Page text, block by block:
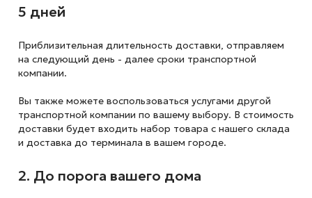
5 дней
Приблизительная длительность доставки, отправляем
на следующий день - далее сроки транспортной
компании.
Вы также можете воспользоваться услугами другой
транспортной компании по вашему выбору. В стоимость
доставки будет входить набор товара с нашего склада
и доставка до терминала в вашем городе.
2. До порога вашего дома